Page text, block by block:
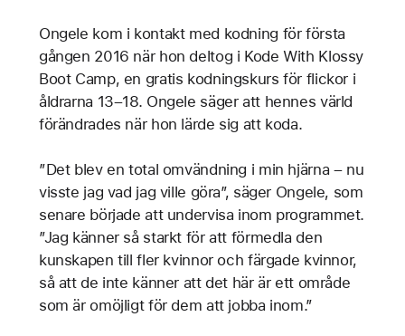
Ongele kom i kontakt med kodning för första
gången 2016 när hon deltog i Kode With Klossy
Boot Camp, en gratis kodningskurs för flickor i
åldrarna 13–18. Ongele säger att hennes värld
förändrades när hon lärde sig att koda.
”Det blev en total omvändning i min hjärna – nu
visste jag vad jag ville göra”, säger Ongele, som
senare började att undervisa inom programmet.
”Jag känner så starkt för att förmedla den
kunskapen till fler kvinnor och färgade kvinnor,
så att de inte känner att det här är ett område
som är omöjligt för dem att jobba inom.”